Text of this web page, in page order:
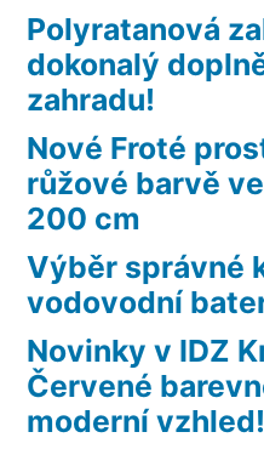
Polyratanová
dokonalý
zahradu!
Nové Froté
růžové barvě
200 cm
Výběr správné
vodovodní
Novinky v IDZ
Červené
moderní vzhled!